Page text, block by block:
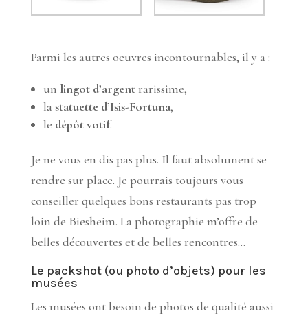
Parmi les autres oeuvres incontournables, il y a :
un lingot d’argentrarissime,
lastatuette d’Isis-Fortuna,
le dépôt votif.
Je ne vous en dis pas plus. Il faut absolument se
rendre sur place. Je pourrais toujours vous
conseiller quelques bons restaurants pas trop
loin de Biesheim. La photographie m’offre de
belles découvertes et de belles rencontres…
Le packshot (ou photo d’objets) pour les
musées
Les musées ont besoin de photos de qualité aussi